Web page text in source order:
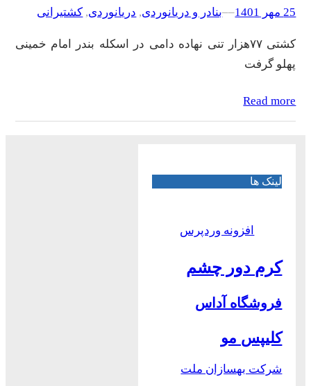
25 مهر 1401 –
–بنادر و دریانوردی, دریانوردی, کشتیرانی
کشتی ۷۷هزار تنی نهاده دامی در اسکله بندر امام خمینی
پهلو گرفت
Read more
لینک ها
افزونه وردپرس
کرم دور چشم
فروشگاه آداس
کلیپس مو
شرکت بهسازان ملت